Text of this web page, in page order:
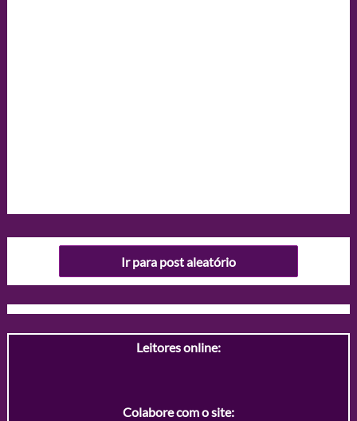
Ir para post aleatório
Leitores online:
Colabore com o site: